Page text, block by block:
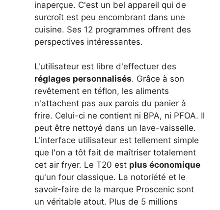
inaperçue. C'est un bel appareil qui de
surcroît est peu encombrant dans une
cuisine. Ses 12 programmes offrent des
perspectives intéressantes.
L'utilisateur est libre d'effectuer des
réglages personnalisés. Grâce à son
revêtement en téflon, les aliments
n'attachent pas aux parois du panier à
frire. Celui-ci ne contient ni BPA, ni PFOA. Il
peut être nettoyé dans un lave-vaisselle.
L'interface utilisateur est tellement simple
que l'on a tôt fait de maîtriser totalement
cet air fryer. Le T20 est plus économique
qu'un four classique. La notoriété et le
savoir-faire de la marque Proscenic sont
un véritable atout. Plus de 5 millions